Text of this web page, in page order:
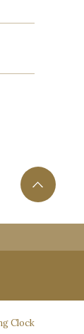
Clock